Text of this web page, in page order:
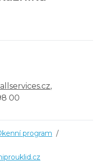
,
00
program /